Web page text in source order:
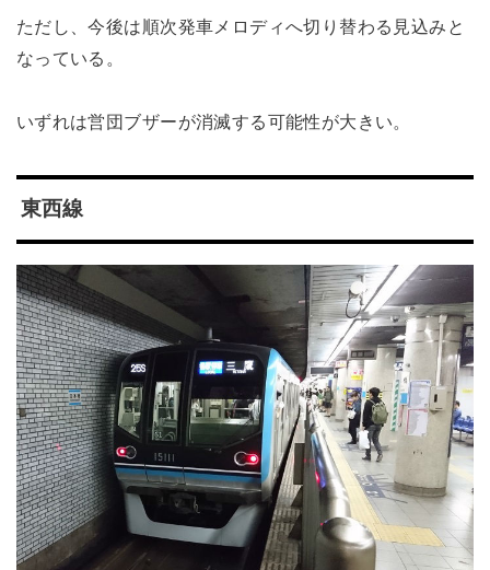
ただし、今後は順次発車メロディへ切り替わる見込みと
なっている。
いずれは営団ブザーが消滅する可能性が大きい。
東西線